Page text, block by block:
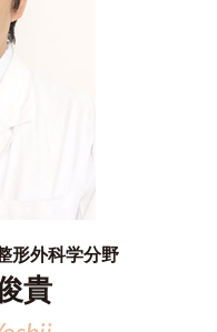
形外科学分野
貴